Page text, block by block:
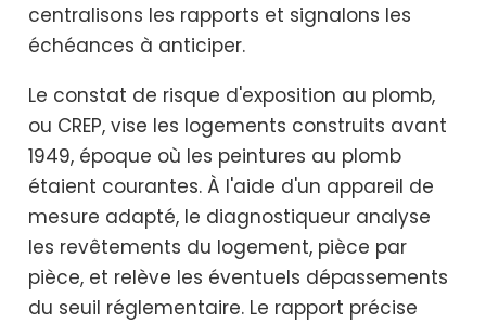
centralisons les rapports et signalons les
échéances à anticiper.
Le constat de risque d'exposition au plomb,
ou CREP, vise les logements construits avant
1949, époque où les peintures au plomb
étaient courantes. À l'aide d'un appareil de
mesure adapté, le diagnostiqueur analyse
les revêtements du logement, pièce par
pièce, et relève les éventuels dépassements
du seuil réglementaire. Le rapport précise